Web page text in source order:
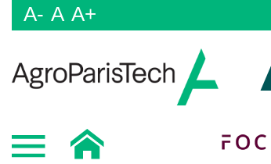
A- A A+